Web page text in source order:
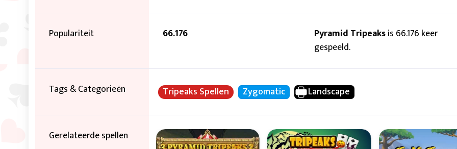
Populariteit 66.176 Pyramid Tripeaksis 66.176 keer
gespeeld.
Tags & Categorieën Tripeaks Spellen Zygomatic Landscape
Gerelateerde spellen